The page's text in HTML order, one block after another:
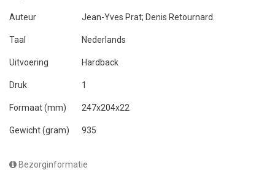
Auteur Jean-Yves Prat; Denis Retournard
Taal Nederlands
Uitvoering Hardback
Druk 1
Formaat (mm) 247x204x22
Gewicht (gram) 935
Bezorginformatie